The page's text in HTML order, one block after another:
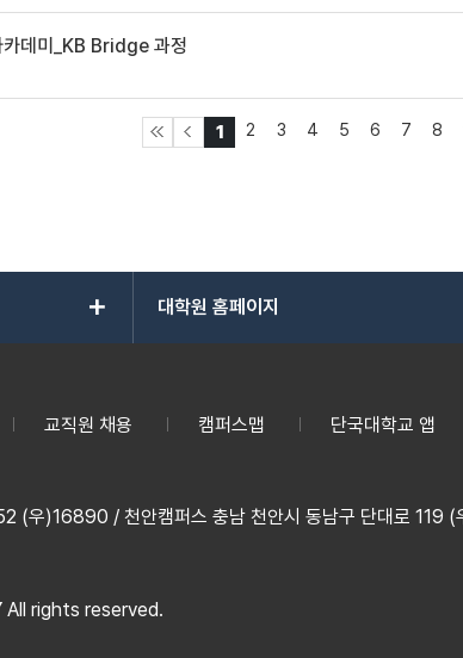
데미_KB Bridge 과정
1 2 3 4 5 6 7 8
add 대학원 홈페이지
교직원 채용 캠퍼스맵 단국대학교 앱
(우)16890 / 천안캠퍼스 충남 천안시 동남구 단대로 119 (
All rights reserved.